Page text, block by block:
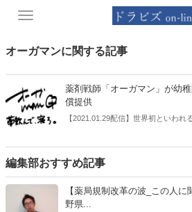
Toggle
オーガマンに関する記事
薬剤戦師「オーガマン」が幼
償提供
【2021.01.29配信】世界初といわれ
が福岡市の幼稚園に対し、感染予
編集部おすすめ記事
【薬局規制改革の波_この人
野県...